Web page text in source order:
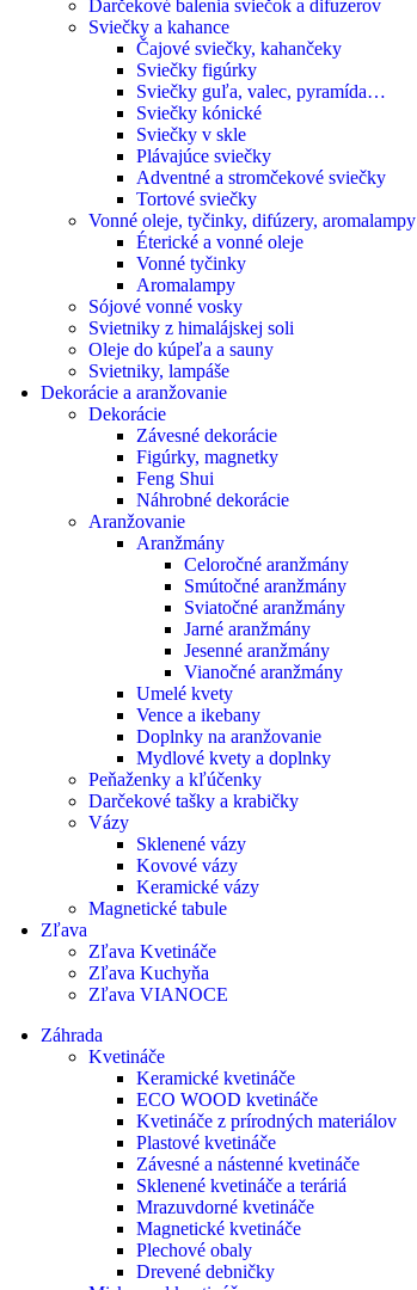
Darčekové balenia sviečok a difuzerov
Sviečky a kahance
Čajové sviečky, kahančeky
Sviečky figúrky
Sviečky guľa, valec, pyramída…
Sviečky kónické
Sviečky v skle
Plávajúce sviečky
Adventné a stromčekové sviečky
Tortové sviečky
Vonné oleje, tyčinky, difúzery, aromalampy
Éterické a vonné oleje
Vonné tyčinky
Aromalampy
Sójové vonné vosky
Svietniky z himalájskej soli
Oleje do kúpeľa a sauny
Svietniky, lampáše
Dekorácie a aranžovanie
Dekorácie
Závesné dekorácie
Figúrky, magnetky
Feng Shui
Náhrobné dekorácie
Aranžovanie
Aranžmány
Celoročné aranžmány
Smútočné aranžmány
Sviatočné aranžmány
Jarné aranžmány
Jesenné aranžmány
Vianočné aranžmány
Umelé kvety
Vence a ikebany
Doplnky na aranžovanie
Mydlové kvety a doplnky
Peňaženky a kľúčenky
Darčekové tašky a krabičky
Vázy
Sklenené vázy
Kovové vázy
Keramické vázy
Magnetické tabule
Zľava
Zľava Kvetináče
Zľava Kuchyňa
Zľava VIANOCE
Záhrada
Kvetináče
Keramické kvetináče
ECO WOOD kvetináče
Kvetináče z prírodných materiálov
Plastové kvetináče
Závesné a nástenné kvetináče
Sklenené kvetináče a teráriá
Mrazuvdorné kvetináče
Magnetické kvetináče
Plechové obaly
Drevené debničky